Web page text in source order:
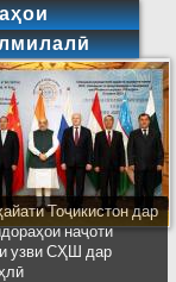
Тоҷикистон дар
наҷоти
узви СҲШ дар